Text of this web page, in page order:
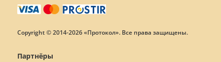
Copyright © 2014-2026 «Протокол». Все права защищены.
Партнёры